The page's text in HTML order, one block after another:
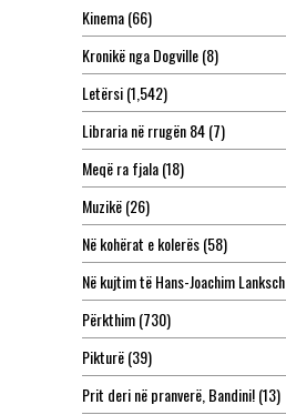
Kinema(66)
Kronikë nga Dogville(8)
Letërsi(1,542)
Libraria në rrugën 84(7)
Meqë ra fjala(18)
Muzikë(26)
Në kohërat e kolerës(58)
Në kujtim të Hans-Joachim Lanksch
Përkthim(730)
Pikturë(39)
Prit deri në pranverë, Bandini!(13)